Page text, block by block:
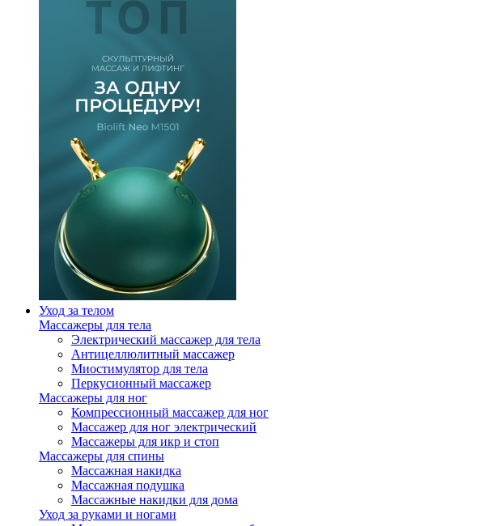
Уход за телом
Массажеры для тела
Электрический массажер для тела
Антицеллюлитный массажер
Миостимулятор для тела
Перкусионный массажер
Массажеры для ног
Компрессионный массажер для ног
Массажер для ног электрический
Массажеры для икр и стоп
Массажеры для спины
Массажная накидка
Массажная подушка
Массажные накидки для дома
Уход за руками и ногами